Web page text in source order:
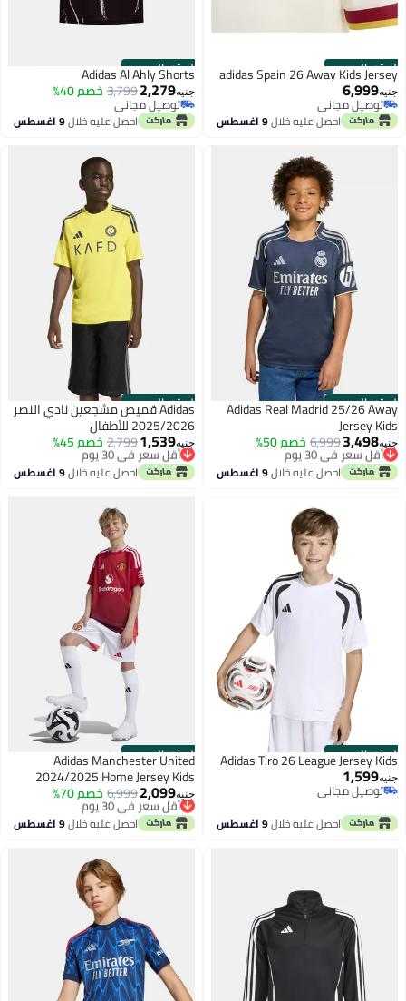
الستور الرسمي
adidas Spain 26 Away Kids Jersey
جنيه6,999
توصيل مجاني
توصيل مجانياحصل عليه خلال9 اغسطس
الستور الرسمي
Adidas Al Ahly Shorts
جنيه2,279
3,799خصم 40%
توصيل مجاني
توصيل مجانياحصل عليه خلال9 اغسطس
الستور الرسمي
Adidas Real Madrid 25/26 Away
Jersey Kids
جنيه3,498
6,999خصم 50% أقل سعر في 30 يوم
توصيل مجاني
أقل سعر في 30 يوماحصل عليه خلال9 اغسطس
الستور الرسميAdidas قميص مشجعين نادي النصر
2025/2026 للأطفال
جنيه1,539
2,799خصم 45% أقل سعر في 30 يوم
توصيل مجاني
أقل سعر في 30 يوماحصل عليه خلال9 اغسطس
الستور الرسمي
Adidas Tiro 26 League Jersey Kids
جنيه1,599
توصيل مجاني
توصيل مجاني
احصل عليه خلال9 اغسطس
الستور الرسمي
Adidas Manchester United
2024/2025 Home Jersey Kids
جنيه2,099
6,999خصم 70% أقل سعر في 30 يوم
توصيل مجاني
أقل سعر في 30 يوماحصل عليه خلال9 اغسطس